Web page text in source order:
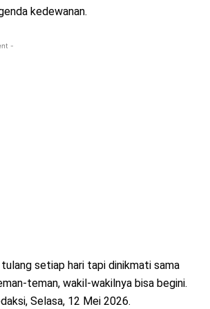
kedewanan.
-
setiap hari tapi dinikmati sama
teman, wakil-wakilnya bisa begini.
Selasa, 12 Mei 2026.